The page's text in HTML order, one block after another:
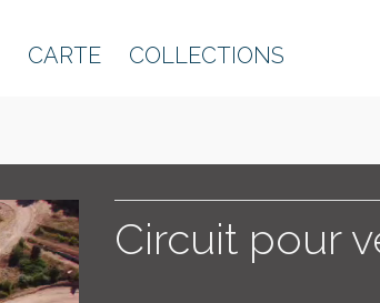
CARTE COLLECTIONS
Circuit pour